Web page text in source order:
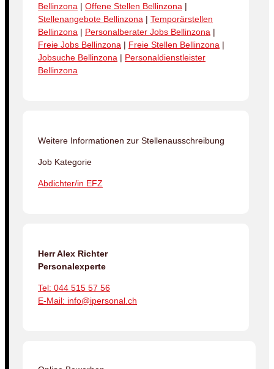
Bellinzona | Offene Stellen Bellinzona |
Stellenangebote Bellinzona | Temporärstellen
Bellinzona | Personalberater Jobs Bellinzona |
Freie Jobs Bellinzona | Freie Stellen Bellinzona |
Jobsuche Bellinzona | Personaldienstleister
Bellinzona
Weitere Informationen zur Stellenausschreibung
Job Kategorie
Abdichter/in EFZ
Herr Alex Richter
Personalexperte
Tel: 044 515 57 56
E-Mail: info@ipersonal.ch